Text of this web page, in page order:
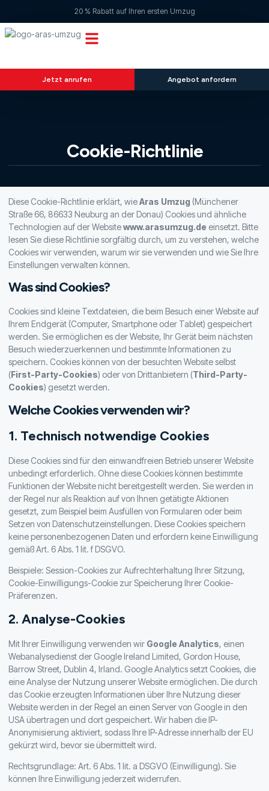
20 % Rabatt auf Ihren ersten Umzug
Jetzt anrufen Angebot anfordern
Cookie-Richtlinie
Diese Cookie-Richtlinie erklärt, wieAras Umzug (Münchener
Straße 66, 86633 Neuburg an der Donau) Cookies und ähnliche
Technologien auf der Websitewww.arasumzug.de einsetzt. Bitte
lesen Sie diese Richtlinie sorgfältig durch, um zu verstehen, welche
Cookies wir verwenden, warum wir sie verwenden und wie Sie Ihre
Einstellungen verwalten können.
Was sind Cookies?
Cookies sind kleine Textdateien, die beim Besuch einer Website auf
Ihrem Endgerät (Computer, Smartphone oder Tablet) gespeichert
werden. Sie ermöglichen es der Website, Ihr Gerät beim nächsten
Besuch wiederzuerkennen und bestimmte Informationen zu
speichern. Cookies können von der besuchten Website selbst
(First-Party-Cookies) oder von Drittanbietern (Third-Party-
Cookies) gesetzt werden.
Welche Cookies verwenden wir?
1. Technisch notwendige Cookies
Diese Cookies sind für den einwandfreien Betrieb unserer Website
unbedingt erforderlich. Ohne diese Cookies können bestimmte
Funktionen der Website nicht bereitgestellt werden. Sie werden in
der Regel nur als Reaktion auf von Ihnen getätigte Aktionen
gesetzt, zum Beispiel beim Ausfüllen von Formularen oder beim
Setzen von Datenschutzeinstellungen. Diese Cookies speichern
keine personenbezogenen Daten und erfordern keine Einwilligung
gemäß Art. 6 Abs. 1 lit. f DSGVO.
Beispiele: Session-Cookies zur Aufrechterhaltung Ihrer Sitzung,
Cookie-Einwilligungs-Cookie zur Speicherung Ihrer Cookie-
Präferenzen.
2. Analyse-Cookies
Mit Ihrer Einwilligung verwenden wir Google Analytics, einen
Webanalysedienst der Google Ireland Limited, Gordon House,
Barrow Street, Dublin 4, Irland. Google Analytics setzt Cookies, die
eine Analyse der Nutzung unserer Website ermöglichen. Die durch
das Cookie erzeugten Informationen über Ihre Nutzung dieser
Website werden in der Regel an einen Server von Google in den
USA übertragen und dort gespeichert. Wir haben die IP-
Anonymisierung aktiviert, sodass Ihre IP-Adresse innerhalb der EU
gekürzt wird, bevor sie übermittelt wird.
Rechtsgrundlage: Art. 6 Abs. 1 lit. a DSGVO (Einwilligung). Sie
können Ihre Einwilligung jederzeit widerrufen.